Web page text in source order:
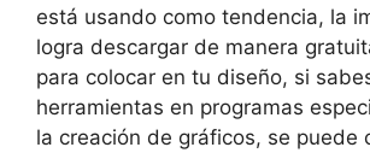
está usando como tendencia, la
logra descargar de manera
para colocar en tu diseño, si
herramientas en programas
la creación de gráficos, se puede